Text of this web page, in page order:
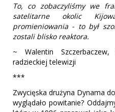
To, co zobaczyliśmy we
satelitarne okolic
promieniowania - to był
zostali blisko reaktora.
~ Walentin
radzieckiej telewizji
***
Zwycięska drużyna Dynama
wyglądało powitanie?